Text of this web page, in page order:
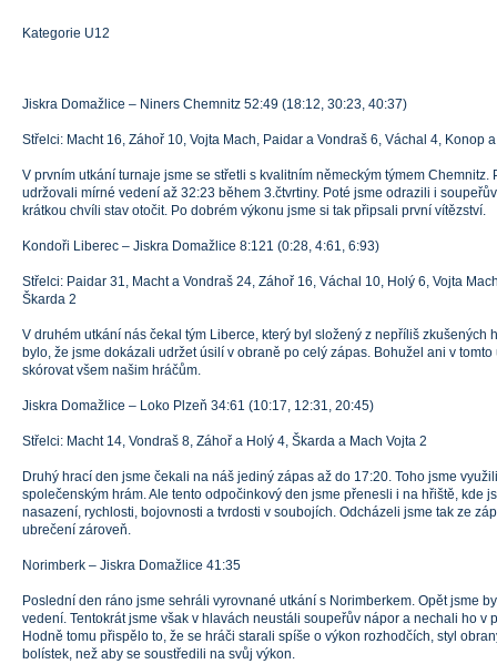
Kategorie U12
Jiskra Domažlice – Niners Chemnitz 52:49 (18:12, 30:23, 40:37)
Střelci: Macht 16, Záhoř 10, Vojta Mach, Paidar a Vondraš 6, Váchal 4, Konop
V prvním utkání turnaje jsme se střetli s kvalitním německým týmem Chemnitz.
udržovali mírné vedení až 32:23 během 3.čtvrtiny. Poté jsme odrazili i
krátkou chvíli stav otočit. Po dobrém výkonu jsme si tak připsali první vítězství.
Kondoři Liberec – Jiskra Domažlice 8:121 (0:28, 4:61, 6:93)
Střelci: Paidar 31, Macht a Vondraš 24, Záhoř 16, Váchal 10, Holý 6, Vojta
Škarda 2
V druhém utkání nás čekal tým Liberce, který byl složený z nepříliš zkušených
bylo, že jsme dokázali udržet úsilí v obraně po celý zápas. Bohužel ani v
skórovat všem našim hráčům.
Jiskra Domažlice – Loko Plzeň 34:61 (10:17, 12:31, 20:45)
Střelci: Macht 14, Vondraš 8, Záhoř a Holý 4, Škarda a Mach Vojta 2
Druhý hrací den jsme čekali na náš jediný zápas až do 17:20. Toho jsme
společenským hrám. Ale tento odpočinkový den jsme přenesli i na hřiště, kde
nasazení, rychlosti, bojovnosti a tvrdosti v soubojích. Odcházeli jsme tak ze
ubrečení zároveň.
Norimberk – Jiskra Domažlice 41:35
Poslední den ráno jsme sehráli vyrovnané utkání s Norimberkem. Opět jsme
vedení. Tentokrát jsme však v hlavách neustáli soupeřův nápor a nechali ho v
Hodně tomu přispělo to, že se hráči starali spíše o výkon rozhodčích, styl
bolístek, než aby se soustředili na svůj výkon.